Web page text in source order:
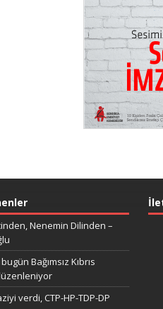
Nenemin Dilinden –
Bağımsız Kıbrıs
verdi, CTP-HP-TDP-DP